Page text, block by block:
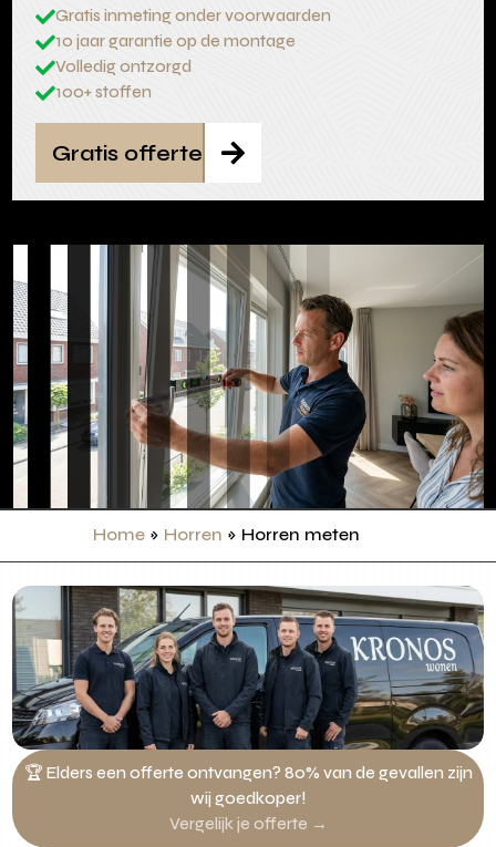
Gratis inmeting onder voorwaarden
10 jaar garantie op de montage
Volledig ontzorgd
100+ stoffen

Gratis offerte
Home» Horren » Horren meten
🏆 Elders een offerte ontvangen? 80% van de gevallen zijn
wij goedkoper!
Vergelijk je offerte →